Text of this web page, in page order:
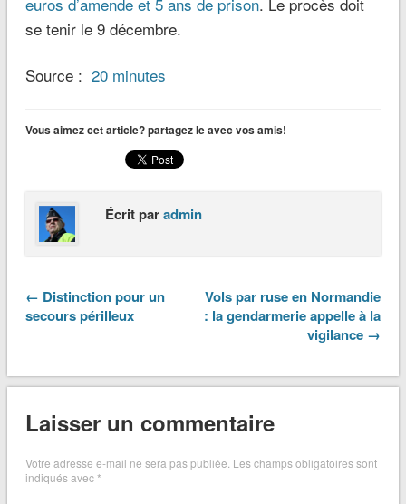
se tenir le 9 décembre.
Source : 20 minutes
Vous aimez cet article? partagez le avec vos amis!
Écrit paradmin
← Distinction pour un
secours périlleux
Vols par ruse en Normandie
: la gendarmerie appelle à la
vigilance →
Laisser un commentaire
Votre adresse e-mail ne sera pas publiée. Les champs obligatoires sont
indiqués avec*